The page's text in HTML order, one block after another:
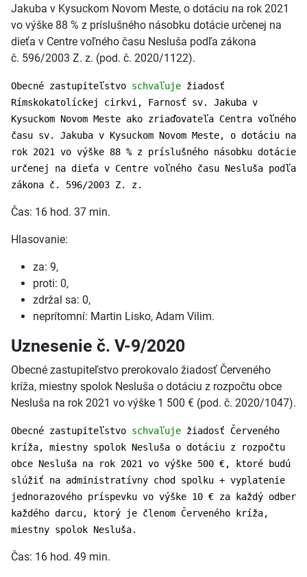
Jakuba v Kysuckom Novom Meste, o dotáciu na rok 2021
vo výške 88 % z príslušného násobku dotácie určenej na
dieťa v Centre voľného času Nesluša podľa zákona
č. 596/2003 Z. z. (pod. č. 2020/1122).
Obecné zastupiteľstvo schvaľuje žiadosť
Rímskokatolíckej cirkvi, Farnosť sv. Jakuba v
Kysuckom Novom Meste ako zriaďovateľa Centra voľného
času sv. Jakuba v Kysuckom Novom Meste, o dotáciu na
rok 2021 vo výške 88 % z príslušného násobku dotácie
určenej na dieťa v Centre voľného času Nesluša podľa
zákona č. 596/2003 Z. z.
Čas: 16 hod. 37 min.
Hlasovanie:
za: 9,
proti: 0,
zdržal sa: 0,
neprítomní: Martin Lisko, Adam Vilim.
Uznesenie č. V-9/2020
Obecné zastupiteľstvo prerokovalo žiadosť Červeného
kríža, miestny spolok Nesluša o dotáciu z rozpočtu obce
Nesluša na rok 2021 vo výške 1 500 € (pod. č. 2020/1047).
Obecné zastupiteľstvo schvaľuje žiadosť Červeného
kríža, miestny spolok Nesluša o dotáciu z rozpočtu
obce Nesluša na rok 2021 vo výške 500 €, ktoré budú
slúžiť na administratívny chod spolku + vyplatenie
jednorazového príspevku vo výške 10 € za každý odber
každého darcu, ktorý je členom Červeného kríža,
miestny spolok Nesluša.
Čas: 16 hod. 49 min.